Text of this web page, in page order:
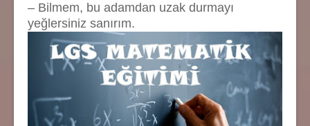
– Bilmem, bu adamdan uzak durmayı
yeğlersiniz sanırım.